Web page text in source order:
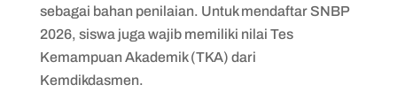
sebagai bahan penilaian. Untuk mendaftar SNBP
2026, siswa juga wajib memiliki nilai Tes
Kemampuan Akademik (TKA) dari
Kemdikdasmen.